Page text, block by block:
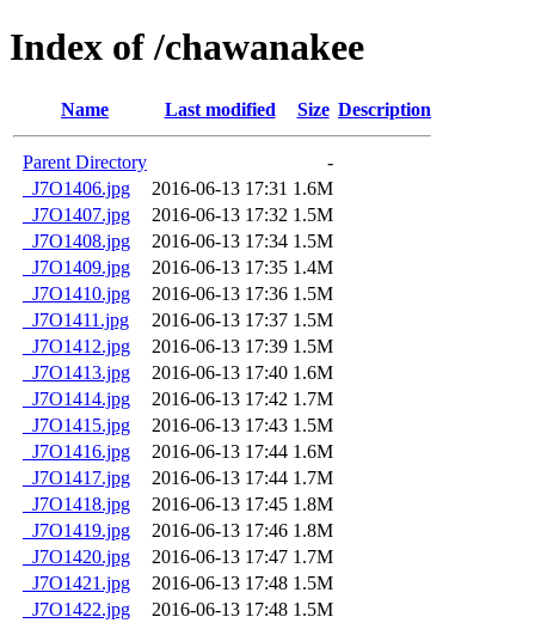
Index of /chawanakee
Name Last modified Size Description
Parent Directory
-
_J7O1406.jpg
2016-06-13 17:31 1.6M
_J7O1407.jpg
2016-06-13 17:32 1.5M
_J7O1408.jpg
2016-06-13 17:34 1.5M
_J7O1409.jpg
2016-06-13 17:35 1.4M
_J7O1410.jpg
2016-06-13 17:36 1.5M
_J7O1411.jpg
2016-06-13 17:37 1.5M
_J7O1412.jpg
2016-06-13 17:39 1.5M
_J7O1413.jpg
2016-06-13 17:40 1.6M
_J7O1414.jpg
2016-06-13 17:42 1.7M
_J7O1415.jpg
2016-06-13 17:43 1.5M
_J7O1416.jpg
2016-06-13 17:44 1.6M
_J7O1417.jpg
2016-06-13 17:44 1.7M
_J7O1418.jpg
2016-06-13 17:45 1.8M
_J7O1419.jpg
2016-06-13 17:46 1.8M
_J7O1420.jpg
2016-06-13 17:47 1.7M
_J7O1421.jpg
2016-06-13 17:48 1.5M
_J7O1422.jpg
2016-06-13 17:48 1.5M